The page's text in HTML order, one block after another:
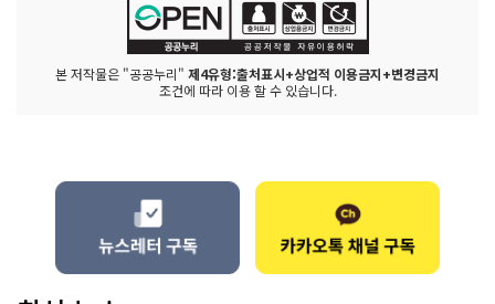
본 저작물은 "공공누리" 제4유형:출처표시+상업적 이용금지+변경금지
조건에 따라 이용 할 수 있습니다.